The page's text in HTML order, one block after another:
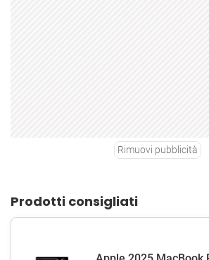
Rimuovi pubblicità
Prodotti consigliati